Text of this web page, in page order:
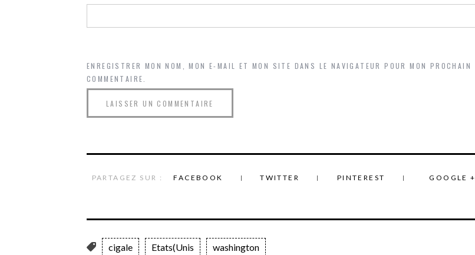
ENREGISTRER MON NOM, MON E-MAIL ET MON SITE DANS LE NAVIGATEUR POUR MON PROCHAIN
COMMENTAIRE.
PARTAGEZ SUR : FACEBOOK TWITTER PINTEREST GOOGLE +
cigale Etats(Unis washington